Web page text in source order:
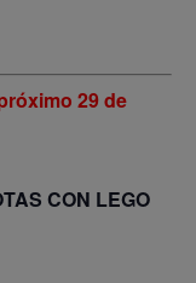
29 de
CON LEGO